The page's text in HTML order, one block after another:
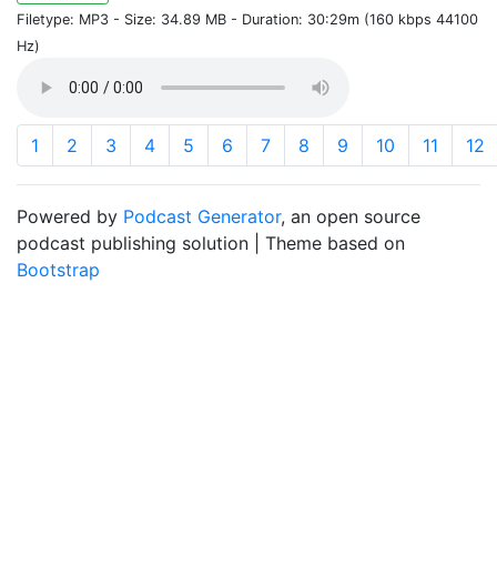
Filetype: MP3 - Size: 34.89 MB - Duration: 30:29m (160 kbps 44100
Hz)
1 2 3 4 5 6 7 8 9 10 11 12
Powered by Podcast Generator, an open source
podcast publishing solution | Theme based on
Bootstrap